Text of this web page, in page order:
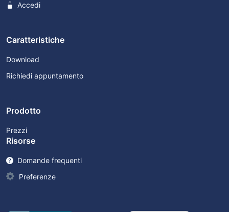
Accedi
Caratteristiche
Download
Richiedi appuntamento
Prodotto
Prezzi
Risorse
Domande frequenti
Preferenze